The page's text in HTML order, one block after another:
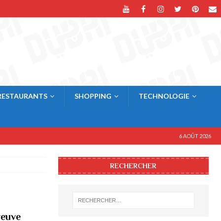
SHOPPING TECHNOLOGIE
6 AOÛT 2026
RECHERCHER